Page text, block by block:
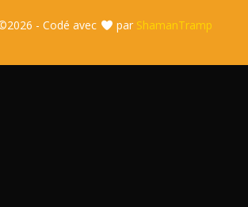
2026 - Codé avec par ShamanTramp